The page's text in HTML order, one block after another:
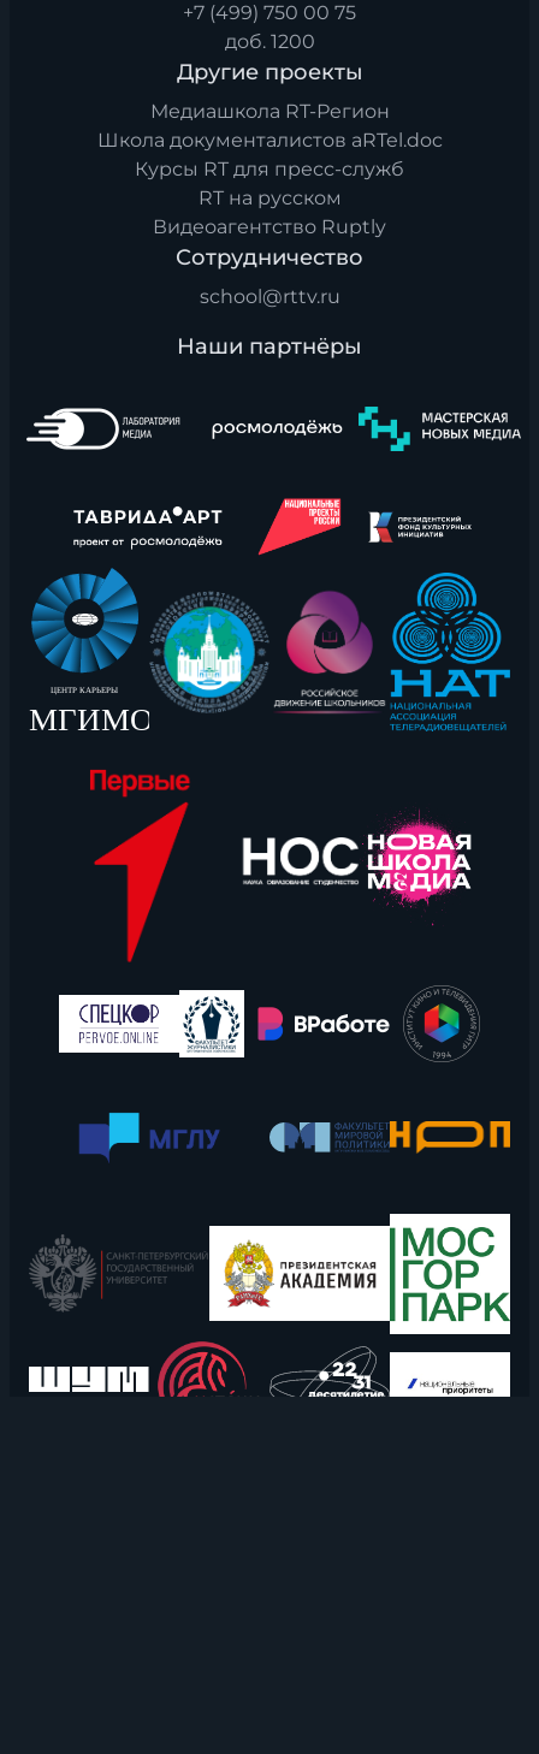
+7 (499) 750 00 75
доб. 1200
Другие проекты
Медиашкола RT-Регион
Школа документалистов aRTel.doc
Курсы RT для пресс-служб
RT на русском
Видеоагентство Ruptly
Сотрудничество
school@rttv.ru
Наши партнёры